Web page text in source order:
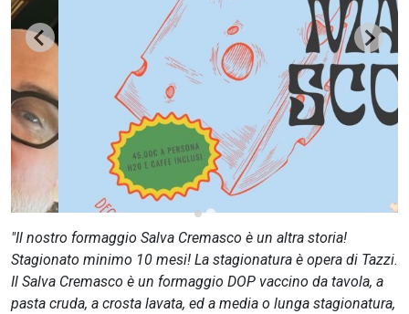
"Il nostro formaggio Salva Cremasco è un altra storia!
Stagionato minimo 10 mesi! La stagionatura è opera di Tazzi.
Il Salva Cremasco è un formaggio DOP vaccino da tavola, a
pasta cruda, a crosta lavata, ed a media o lunga stagionatura,